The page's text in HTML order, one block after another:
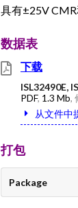
具有±25V
数据表
下载
ISL32490E,
PDF, 1.3 Mb,
从文件中
打包
Package